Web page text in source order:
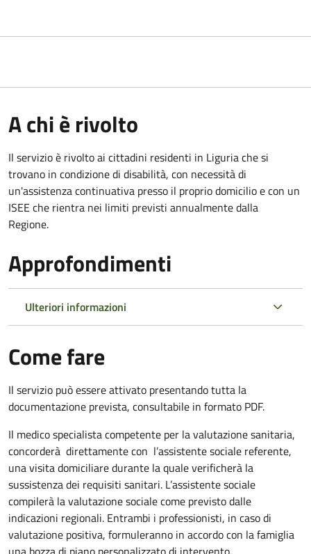
A chi è rivolto
Il servizio è rivolto ai cittadini residenti in Liguria che si
trovano in condizione di disabilità, con necessità di
un'assistenza continuativa presso il proprio domicilio e con un
ISEE che rientra nei limiti previsti annualmente dalla
Regione.
Approfondimenti
Ulteriori informazioni
Come fare
Il servizio può essere attivato presentando tutta la
documentazione prevista, consultabile in formato PDF.
Il medico specialista competente per la valutazione sanitaria,
concorderà direttamente con l’assistente sociale referente,
una visita domiciliare durante la quale verificherà la
sussistenza dei requisiti sanitari. L’assistente sociale
compilerà la valutazione sociale come previsto dalle
indicazioni regionali. Entrambi i professionisti, in caso di
valutazione positiva, formuleranno in accordo con la famiglia